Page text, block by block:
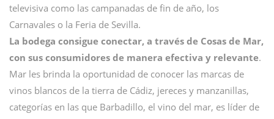
televisiva como las campanadas de fin de año, los
Carnavales o la Feria de Sevilla.
La bodega consigue conectar, a través de Cosas de Mar,
con sus consumidores de manera efectiva y relevante.
Mar les brinda la oportunidad de conocer las marcas de
vinos blancos de la tierra de Cádiz, jereces y manzanillas,
categorías en las que Barbadillo, el vino del mar, es líder de